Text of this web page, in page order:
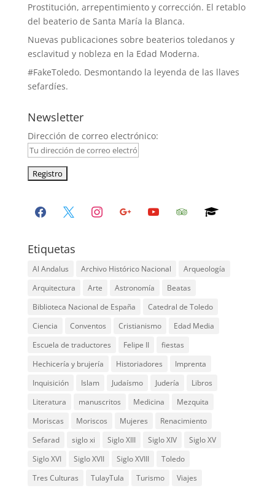
Prostitución, arrepentimiento y corrección. El retablo
del beaterio de Santa María la Blanca.
Nuevas publicaciones sobre beaterios toledanos y
esclavitud y nobleza en la Edad Moderna.
#FakeToledo. Desmontando la leyenda de las llaves
sefardíes.
Newsletter
Dirección de correo electrónico:
facebook instagramgoogle youtube tripadvisorgraduation-
Etiquetas
Al Andalus Archivo Histórico Nacional
Arqueología
Arquitectura
Arte Astronomía
Beatas
Biblioteca Nacional de España
Catedral de Toledo
Ciencia
Conventos Cristianismo
Edad Media
Escuela de traductores
Felipe II
fiestas
Hechicería y brujería
Historiadores
Imprenta
Inquisición
Islam Judaísmo Judería
Libros
Literatura
manuscritos Medicina
Mezquita
Moriscas
Moriscos Mujeres
Renacimiento
Sefarad
siglo xi Siglo XIII Siglo XIV
Siglo XV
Siglo XVI
Siglo XVII Siglo XVIII
Toledo
Tres Culturas
TulayTula Turismo Viajes